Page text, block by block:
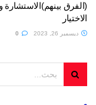
(الفرق
الاختيار
ديسمبر 26, 2023